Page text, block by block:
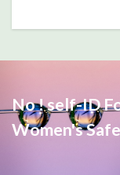
No ! self-ID
Women's